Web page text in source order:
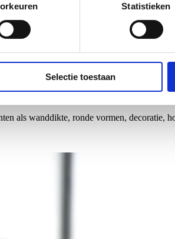
Statistieken
Selectie toestaan
als wanddikte, ronde vormen, decoratie,